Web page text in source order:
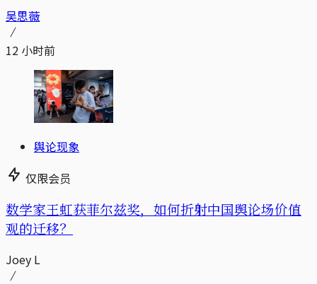
吴思薇
12 小时前
舆论现象
仅限会员
数学家王虹获菲尔兹奖，如何折射中国舆论场价值
观的迁移？
Joey L